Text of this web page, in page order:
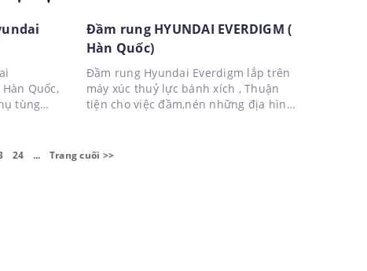
Quốc,
tùng
Đầm rung HYUNDAI EVERDIGM (
Hàn Quốc)
Đầm rung Hyundai Everdigm lắp trên
máy xúc thuỷ lực bánh xích , Thuận
tiện cho việc đầm,nén những địa hình
24 ... Trang cuối >>